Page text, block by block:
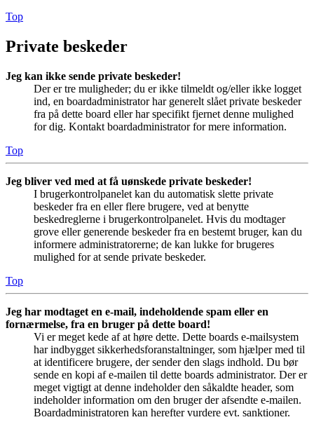
Top
Private beskeder
Jeg kan ikke sende private beskeder!
Der er tre muligheder; du er ikke tilmeldt og/eller ikke logget
ind, en boardadministrator har generelt slået private beskeder
fra på dette board eller har specifikt fjernet denne mulighed
for dig. Kontakt boardadministrator for mere information.
Top
Jeg bliver ved med at få uønskede private beskeder!
I brugerkontrolpanelet kan du automatisk slette private
beskeder fra en eller flere brugere, ved at benytte
beskedreglerne i brugerkontrolpanelet. Hvis du modtager
grove eller generende beskeder fra en bestemt bruger, kan du
informere administratorerne; de kan lukke for brugeres
mulighed for at sende private beskeder.
Top
Jeg har modtaget en e-mail, indeholdende spam eller en
fornærmelse, fra en bruger på dette board!
Vi er meget kede af at høre dette. Dette boards e-mailsystem
har indbygget sikkerhedsforanstaltninger, som hjælper med til
at identificere brugere, der sender den slags indhold. Du bør
sende en kopi af e-mailen til dette boards administrator. Der er
meget vigtigt at denne indeholder den såkaldte header, som
indeholder information om den bruger der afsendte e-mailen.
Boardadministratoren kan herefter vurdere evt. sanktioner.